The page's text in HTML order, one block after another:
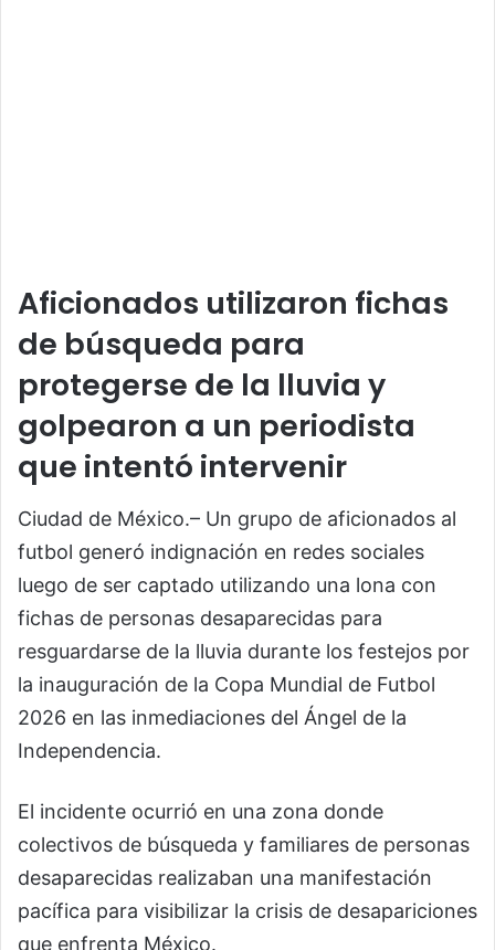
Aficionados utilizaron fichas
de búsqueda para
protegerse de la lluvia y
golpearon a un periodista
que intentó intervenir
Ciudad de México.– Un grupo de aficionados al
futbol generó indignación en redes sociales
luego de ser captado utilizando una lona con
fichas de personas desaparecidas para
resguardarse de la lluvia durante los festejos por
la inauguración de la Copa Mundial de Futbol
2026 en las inmediaciones del Ángel de la
Independencia.
El incidente ocurrió en una zona donde
colectivos de búsqueda y familiares de personas
desaparecidas realizaban una manifestación
pacífica para visibilizar la crisis de desapariciones
que enfrenta México.